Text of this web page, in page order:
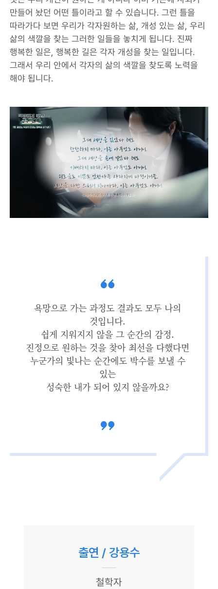
만들어 놨던 어떤 틀이라고 할 수 있습니다. 그런 틀을
따라가다 보면 우리가 각자원하는 삶, 개성 있는 삶, 우리
삶의 색깔을 찾는 그러한 일들을 놓치게 됩니다. 진짜
행복한 일은, 행복한 길은 각자 개성을 찾는 일입니다.
그래서 우리 안에서 각자의 삶의 색깔을 찾도록 노력을
해야 됩니다.
욕망으로 가는 과정도 결과도 모두 나의
것입니다.
쉽게 지워지지 않을 그 순간의 감정.
진정으로 원하는 것을 찾아 최선을 다했다면
누군가의 빛나는 순간에도 박수를 보낼 수
있는
성숙한 내가 되어 있지 않을까요?
출연 / 강용수
철학자